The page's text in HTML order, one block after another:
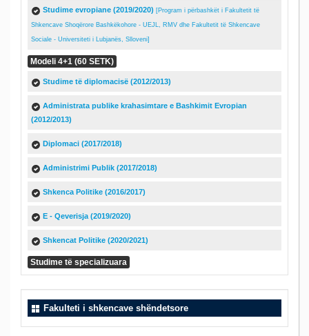
Studime evropiane (2019/2020) [Program i përbashkët i Fakultetit të
Shkencave Shoqërore Bashkëkohore - UEJL, RMV dhe Fakultetit të Shkencave
Sociale - Universiteti i Lubjanës, Slloveni]
Modeli 4+1 (60 SETK)
Studime të diplomacisë (2012/2013)
Administrata publike krahasimtare e Bashkimit Evropian
(2012/2013)
Diplomaci (2017/2018)
Administrimi Publik (2017/2018)
Shkenca Politike (2016/2017)
E - Qeverisja (2019/2020)
Shkencat Politike (2020/2021)
Studime të specializuara
Fakulteti i shkencave shëndetsore